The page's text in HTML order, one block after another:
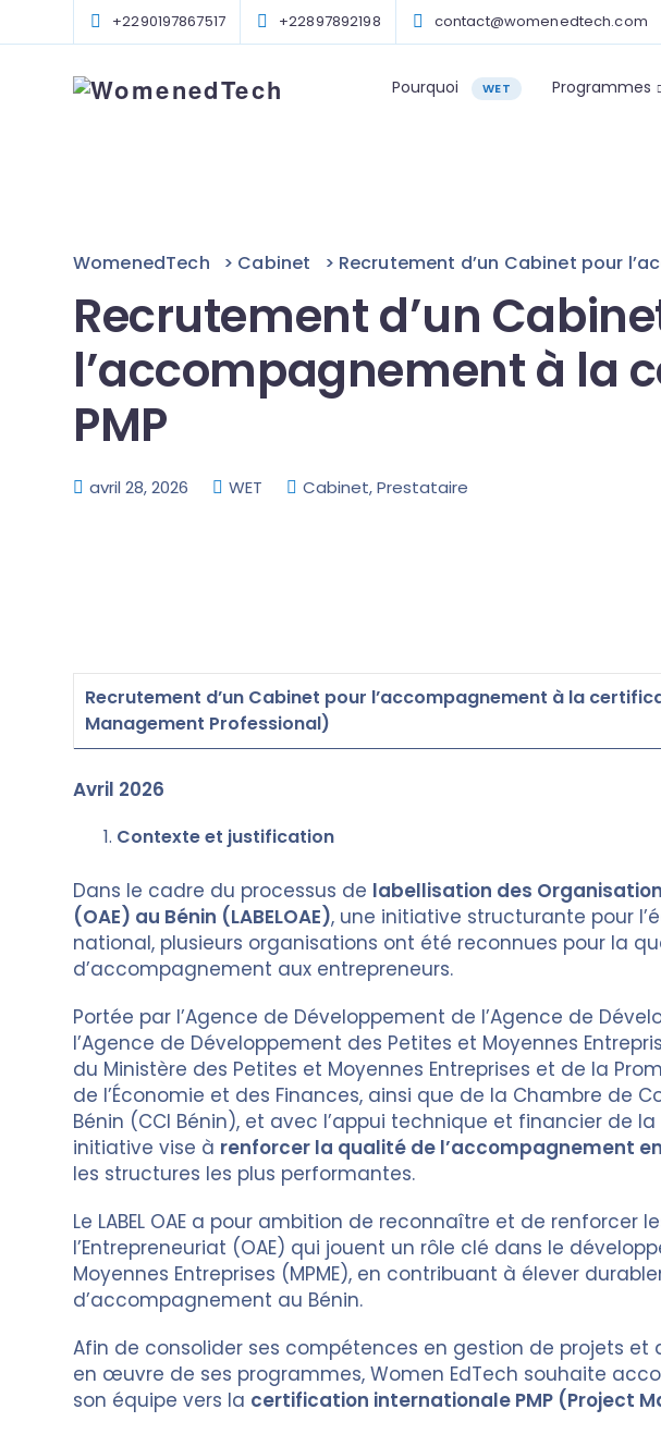
+2290197867517 +22897892198 contact@womenedtech.com
Pourquoi WET Programmes
WomenedTech > Cabinet > Recrutement d’un Cabinet pour
Recrutement d’un
l’accompagnement à la
PMP
avril 28, 2026 WET Cabinet,Prestataire
Recrutement d’un Cabinet pour l’accompagnement à la
Management Professional)
Avril 2026
Contexte et justification
Dans le cadre du processus de labellisation des
(OAE) au Bénin (LABELOAE), une initiative structurante pour
national, plusieurs organisations ont été reconnues pour la
d’accompagnement aux entrepreneurs.
Portée par l’Agence de Développement de l’Agence de
l’Agence de Développement des Petites et Moyennes
du Ministère des Petites et Moyennes Entreprises et de la
de l’Économie et des Finances, ainsi que de la Chambre de
Bénin (CCI Bénin), et avec l’appui technique et financier de
initiative vise à renforcer la qualité de l’accompagnement
les structures les plus performantes.
Le LABEL OAE a pour ambition de reconnaître et de renforcer
l’Entrepreneuriat (OAE) qui jouent un rôle clé dans le
Moyennes Entreprises (MPME), en contribuant à élever
d’accompagnement au Bénin.
Afin de consolider ses compétences en gestion de projets et
en œuvre de ses programmes, Women EdTech souhaite
son équipe vers la certification internationale PMP (Project